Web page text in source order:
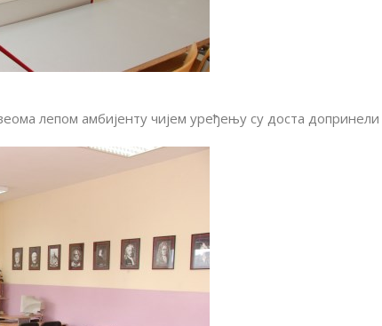
лепом амбијенту чијем уређењу су доста допринели